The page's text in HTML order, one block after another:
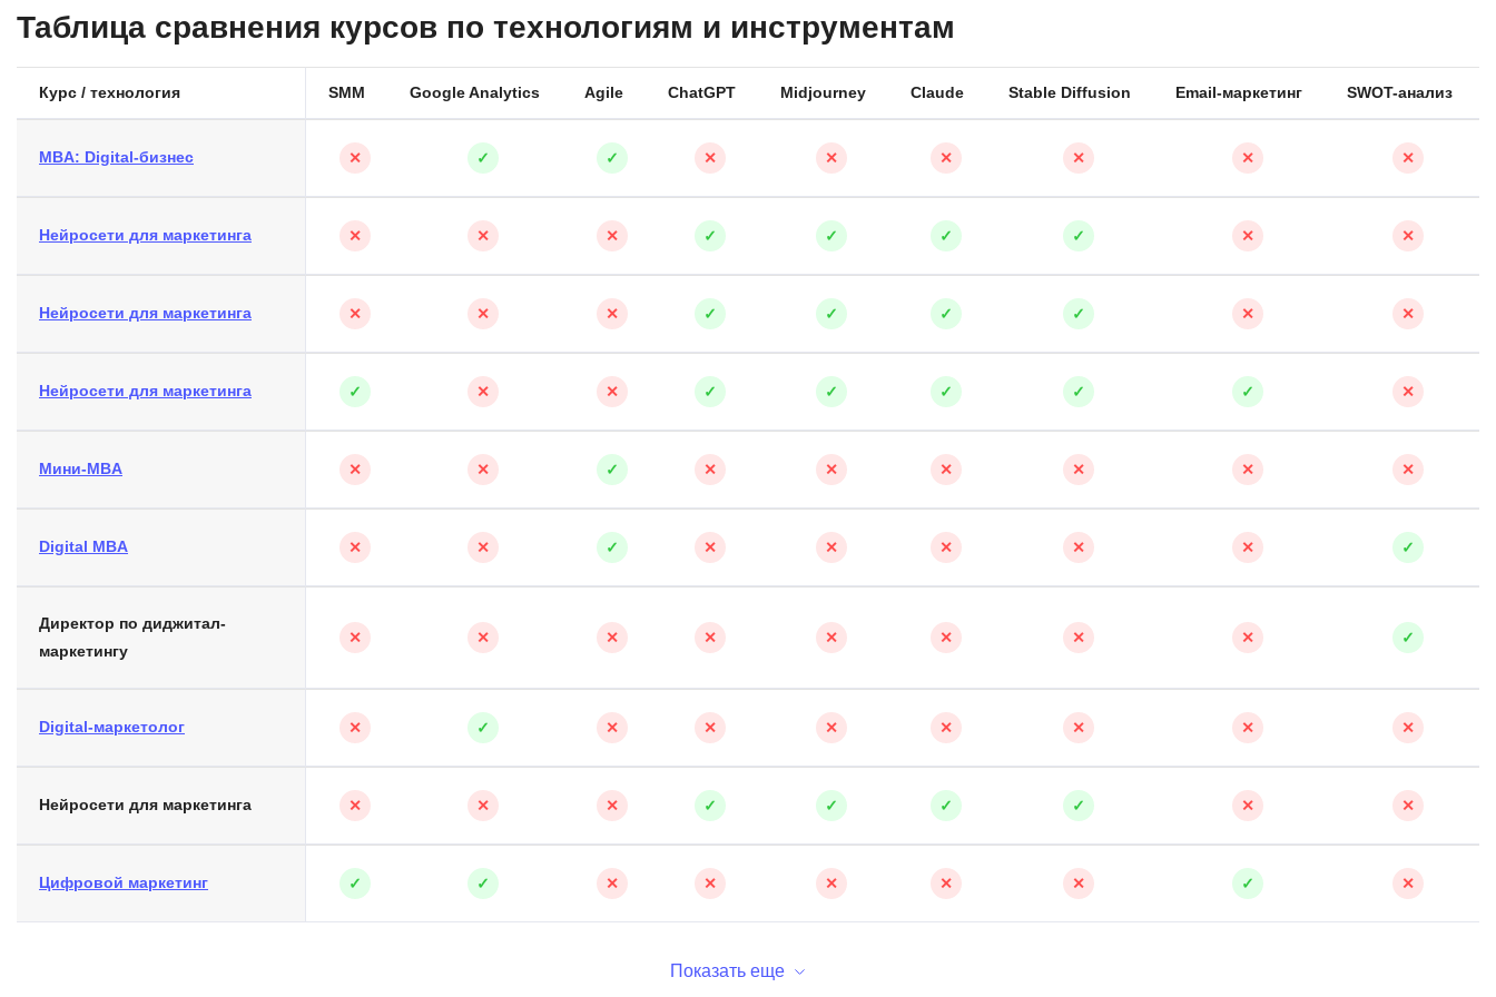
Таблица сравнения курсов по технологиям и инструментам
Курс / технология SMM Google Analytics Agile ChatGPT Midjourney Claude Stable Diffusion Email-маркетинг SWOT-анализ
MBA: Digital-бизнес ✕ ✓ ✓ ✕ ✕ ✕ ✕ ✕ ✕
Нейросети для маркетинга ✕ ✕ ✕ ✓ ✓ ✓ ✓ ✕ ✕
Нейросети для маркетинга ✕ ✕ ✕ ✓ ✓ ✓ ✓ ✕ ✕
Нейросети для маркетинга ✓ ✕ ✕ ✓ ✓ ✓ ✓ ✓ ✕
Мини-MBA ✕ ✕ ✓ ✕ ✕ ✕ ✕ ✕ ✕
Digital MBA ✕ ✕ ✓ ✕ ✕ ✕ ✕ ✕ ✓
Директор по диджитал-
маркетингу
✕ ✕ ✕ ✕ ✕ ✕ ✕ ✕ ✓
Digital-маркетолог ✕ ✓ ✕ ✕ ✕ ✕ ✕ ✕ ✕
Нейросети для маркетинга ✕ ✕ ✕ ✓ ✓ ✓ ✓ ✕ ✕
Цифровой маркетинг ✓ ✓ ✕ ✕ ✕ ✕ ✕ ✓ ✕
Показать еще